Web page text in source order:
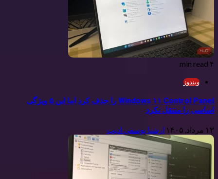
۴ min read
ویندوز
Windows ۱۱ Control Panel را حذف کرد اما این ۵ ویژگی
اساسی را منتقل نکرد
۱۳ مرداد, ۱۴۰۵ ارشیا یوسفی ادیب